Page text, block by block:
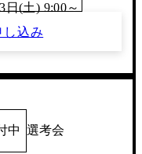
日(土) 9:00～
し込み
中 選考会